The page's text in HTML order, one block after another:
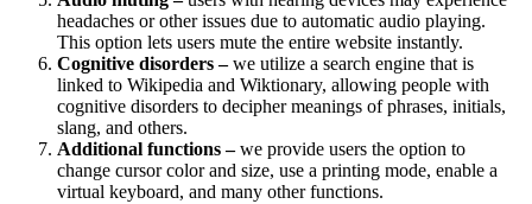
headaches or other issues due to automatic audio playing.
This option lets users mute the entire website instantly.
Cognitive disorders –we utilize a search engine that is
linked to Wikipedia and Wiktionary, allowing people with
cognitive disorders to decipher meanings of phrases, initials,
slang, and others.
Additional functions –we provide users the option to
change cursor color and size, use a printing mode, enable a
virtual keyboard, and many other functions.